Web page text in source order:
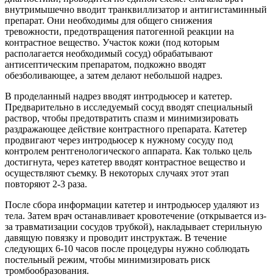
внутримышечно вводит транквиллизатор и антигистаминный
препарат. Они необходимы для общего снижения
тревожности, предотвращения патогенной реакции на
контрастное вещество. Участок кожи (под которым
располагается необходимый сосуд) обрабатывают
антисептическим препаратом, подкожно вводят
обезболивающее, а затем делают небольшой надрез.
В проделанный надрез вводят интродьюсер и катетер.
Предварительно в исследуемый сосуд вводят специальный
раствор, чтобы предотвратить спазм и минимизировать
раздражающее действие контрастного препарата. Катетер
продвигают через интродьюсер к нужному сосуду под
контролем рентгенологического аппарата. Как только цель
достигнута, через катетер вводят контрастное вещество и
осуществляют съемку. В некоторых случаях этот этап
повторяют 2-3 раза.
После сбора информации катетер и интродьюсер удаляют из
тела. Затем врач останавливает кровотечение (открывается из-
за травматизации сосудов трубкой), накладывает стерильную
давящую повязку и проводит инструктаж. В течение
следующих 6-10 часов после процедуры нужно соблюдать
постельный режим, чтобы минимизировать риск
тромбообразования.